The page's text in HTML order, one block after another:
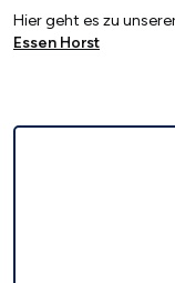
Hier geht es zu
Essen Horst